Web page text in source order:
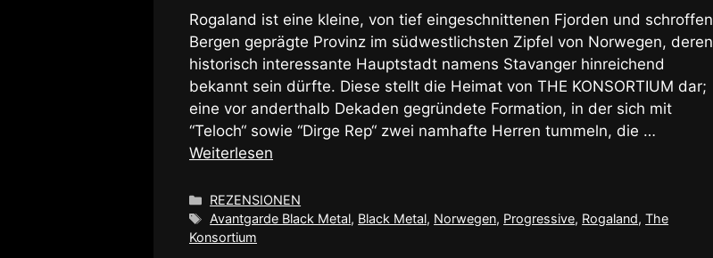
Rogaland ist eine kleine, von tief eingeschnittenen Fjorden und schroffen
Bergen geprägte Provinz im südwestlichsten Zipfel von Norwegen, deren
historisch interessante Hauptstadt namens Stavanger hinreichend
bekannt sein dürfte. Diese stellt die Heimat von THE KONSORTIUM dar;
eine vor anderthalb Dekaden gegründete Formation, in der sich mit
“Teloch“ sowie “Dirge Rep“ zwei namhafte Herren tummeln, die …
Weiterlesen
Kategorien
REZENSIONEN
Schlagwörter
Avantgarde Black Metal, Black Metal, Norwegen, Progressive, Rogaland,The
Konsortium